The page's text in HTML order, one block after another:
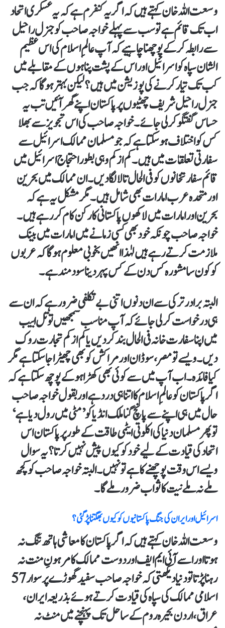
وسعت اللہ خان کہتے ہیں کہ اگر یہ کنفرم ہے کہ یہ عسکری اتحاد
اب تک قائم ہے تو سب سے پہلے خواجہ صاحب کو جنرل راحیل
سے رابطہ کر کے پوچھنا چاہیے کہ آپ عالمِ اسلام کی اس عظیم
الشان سپاہ کو اسرائیل اور اس کے پشت پناہوں کے مقابلے میں
کب تک تیار کرنے کی پوزیشن میں ہیں؟ لیکن بہتر ہو گا کہ جب
جنرل راحیل شریف چھٹیوں پر پاکستان اپنے گھر آئیں تب یہ
حساس گفتگو کر لی جائے۔ خواجہ صاحب کی اس تجویز سے بھلا
کس کو اختلاف ہو سکتا ہے کہ جو مسلمان ممالک اسرائیل سے
سفارتی تعلقات میں ہیں۔ کم از کم وہی بطور احتجاج اسرائیل میں
قائم سفارتخانوں کو فی الحال تالا لگا دیں۔ ان ممالک میں بحرین
اور متحدہ عرب امارات بھی شامل ہیں۔ مگر مشکل یہ ہے کہ
بحرین اور امارات میں لاکھوں پاکستانی کارکن کام کر رہے ہیں۔
خواجہ صاحب چونکہ خود بھی کسی زمانے میں امارات میں بینک
ملازمت کرتے رہے ہیں لہٰذا انھیں بخوبی معلوم ہو گا کہ عربوں
کو کون سا مشورہ کس دن کے کس پہر دینا سود مند ہے۔
البتہ برادر ترکی سے ان دنوں اتنی بے تکلفی ضرور ہے کہ ان سے
ہی درخواست کر لی جائے کہ آپ مناسب سمجھیں تو تل ابیب
میں اپنا سفارت خانہ فی الحال بند کر دیں یا کم از کم تجارت روک
دیں۔ ویسے تو مصر، سوڈان اور مراکش کو بھی چھیڑا جا سکتا ہے مگر
کیا فائدہ۔ اب آپ میں سے کوئی بھی کھڑا ہو کے پوچھ سکتا ہے کہ
اگر پاکستان کو عالمِ اسلام کا اتنا ہی درد ہے اور بقول خواجہ صاحب
حال میں ہی اپنے سے پانچ گنا ملک انڈیا کو ’مٹی میں رول دیا ہے‘
تو پھر مسلمان دنیا کی اکلوتی ایٹمی طاقت کے طور پر پاکستان اس
اتحاد کی قیادت کے لیے خود کو کیوں پیش نہیں کرتا؟ یہ سوال
ویسے اس وقت پوچھنے کا ہے تو نہیں۔ البتہ خواجہ صاحب کو کچھ
ملے نہ ملے نیت کا ثواب ضرور ملے گا۔
اسرائیل اور ایران کی جنگ پاکستانیوں کوکیوں بھگتناپڑگئی؟
وسعت اللہ خان کہتے ہیں کہ اگر پاکستان کا معاشی ہاتھ تنگ نہ
ہوتا اور اسے آئی ایم ایف اور دوست ممالک کا مرہونِ منت نہ
رہنا پڑتا تو دنیا دیکھتی کہ خواجہ صاحب سفید گھوڑے پر سوار 57
اسلامی ممالک کی سپاہ کی قیادت کرتے ہوئے بذریعہ ایران،
عراق، اردن بحیرہ روم کے ساحل تک پہنچنے میں منٹ نہ